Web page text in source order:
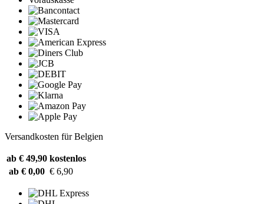
Versandkosten für Belgien
ab € 49,90 kostenlos
ab € 0,00 € 6,90